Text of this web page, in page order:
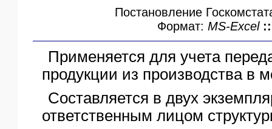
Постановление
Формат: MS-Excel ::
Применяется для учета
продукции из производства в
Составляется в двух
ответственным лицом